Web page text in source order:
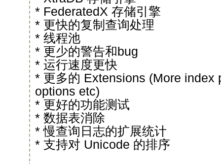
* FederatedX 存储引擎
* 更快的复制查询处理
* 线程池
* 更少的警告和bug
* 运行速度更快
* 更多的 Extensions (More index
options etc)
* 更好的功能测试
* 数据表消除
* 慢查询日志的扩展统计
* 支持对 Unicode 的排序